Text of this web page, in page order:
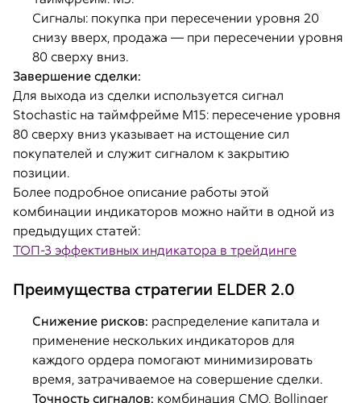
Сигналы: покупка при пересечении уровня 20
снизу вверх, продажа — при пересечении уровня
80 сверху вниз.
Завершение сделки:
Для выхода из сделки используется сигнал
Stochastic на таймфрейме M15: пересечение уровня
80 сверху вниз указывает на истощение сил
покупателей и служит сигналом к закрытию
позиции.
Более подробное описание работы этой
комбинации индикаторов можно найти в одной из
предыдущих статей:
ТОП-3 эффективных индикатора в трейдинге
Преимущества стратегии ELDER 2.0
Снижение рисков: распределение капитала и
применение нескольких индикаторов для
каждого ордера помогают минимизировать
время, затрачиваемое на совершение сделки.
Точность сигналов: комбинация CMO, Bollinger